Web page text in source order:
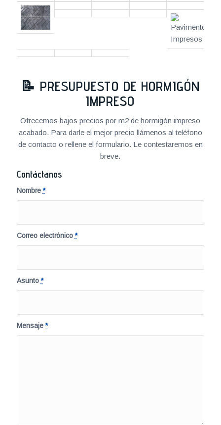
📝 PRESUPUESTO DE HORMIGÓN
IMPRESO
Ofrecemos bajos precios por m2 de hormigón impreso
acabado. Para darle el mejor precio llámenos al teléfono
de contacto o rellene el formulario. Le contestaremos en
breve.
Contáctanos
Nombre*
Correo electrónico*
Asunto*
Mensaje*